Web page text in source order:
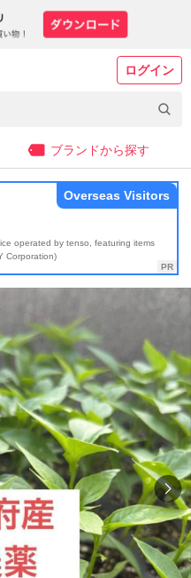
ログイン
ブランドから探す
operated by tenso, featuring items
Corporation)
Overseas Visitors